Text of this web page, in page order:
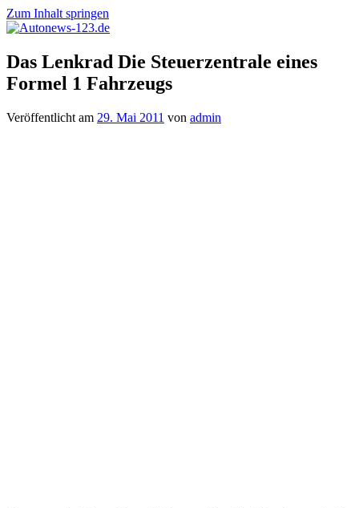
Zum Inhalt springen
Autonews-
123.de
Autonews
mit
Charme
Das Lenkrad Die Steuerzentrale eines
Formel 1 Fahrzeugs
Veröffentlicht am 29. Mai 2011 von admin